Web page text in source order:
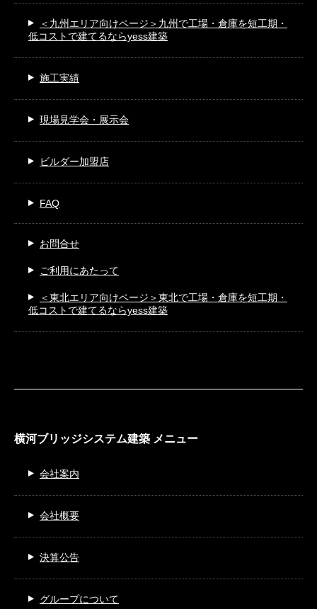
＜九州エリア向けページ＞ 九州で工場・倉庫を短工期・
低コストで建てるならyess建築
施工実績
現場見学会・展示会
ビルダー加盟店
FAQ
お問合せ
ご利用にあたって
＜東北エリア向けページ＞東北で工場・倉庫を短工期・
低コストで建てるならyess建築
横河ブリッジシステム建築 メニュー
会社案内
会社概要
決算公告
グループについて